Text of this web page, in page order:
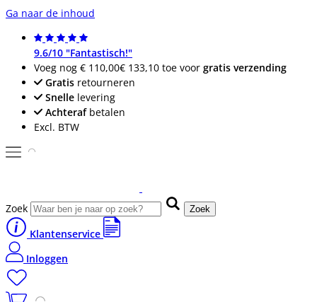
Ga naar de inhoud
9.6/10 "Fantastisch!"
Voeg nog € 110,00€ 133,10 toe voor gratis verzending
Gratis retourneren
Snelle levering
Achterafbetalen
Excl. BTW
Zoek Zoek
Klantenservice
Inloggen